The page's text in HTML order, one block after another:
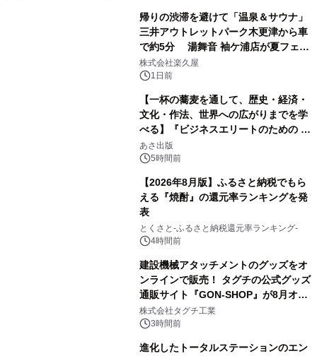
帰りの渋滞を避けて「温泉＆サウナ」
三井アウトレットパーク木更津から車
で約5分 湯舞音 袖ケ浦店が夏フェア
メニューを提供
株式会社楽久屋
1日前
【一杯の蕎麦を通して、歴史・経済・
文化・作法、世界への広がりまでを学
べる】『ビジネスエリートのための 教
養としての蕎麦』2026年8月25日
（火）発売
あさ出版
5時間前
【2026年8月版】ふるさと納税でもら
える『焼酎』の還元率ランキングを発
表
とくさと-ふるさと納税還元率ランキング-
4時間前
建設機械アタッチメントのグッズをオ
ンラインで販売！ タグチの公式グッズ
通販サイト『GON-SHOP』が8月オー
プン
株式会社タグチ工業
3時間前
進化したトータルステーションのエン